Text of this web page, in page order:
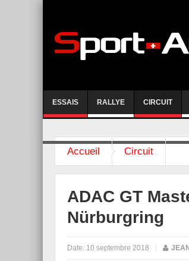
ESSAIS RALLYE CIRCUIT
Accueil Circuit
ADAC GT
Nürburgring
Date: 10 septembre 2018